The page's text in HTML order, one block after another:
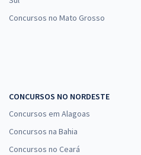
Concursos no Mato Grosso
CONCURSOS NO NORDESTE
Concursos em Alagoas
Concursos na Bahia
Concursos no Ceará